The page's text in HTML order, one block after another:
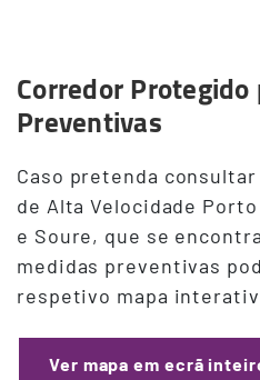
Terceiro
Conteudo
Corredor
Preventivas
Caso pretenda
de Alta Velocidade
e Soure, que se
medidas preventivas
respetivo mapa
Ver mapa em ecrã